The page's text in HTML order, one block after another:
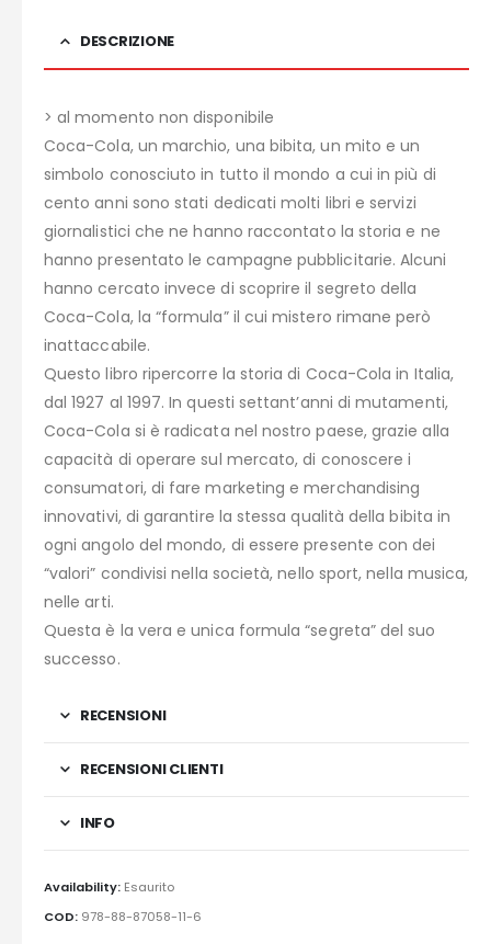
DESCRIZIONE
> al momento non disponibile
Coca-Cola, un marchio, una bibita, un mito e un
simbolo conosciuto in tutto il mondo a cui in più di
cento anni sono stati dedicati molti libri e servizi
giornalistici che ne hanno raccontato la storia e ne
hanno presentato le campagne pubblicitarie. Alcuni
hanno cercato invece di scoprire il segreto della
Coca-Cola, la “formula” il cui mistero rimane però
inattaccabile.
Questo libro ripercorre la storia di Coca-Cola in Italia,
dal 1927 al 1997. In questi settant’anni di mutamenti,
Coca-Cola si è radicata nel nostro paese, grazie alla
capacità di operare sul mercato, di conoscere i
consumatori, di fare marketing e merchandising
innovativi, di garantire la stessa qualità della bibita in
ogni angolo del mondo, di essere presente con dei
“valori” condivisi nella società, nello sport, nella musica,
nelle arti.
Questa è la vera e unica formula “segreta” del suo
successo.
RECENSIONI
RECENSIONI CLIENTI
INFO
Availability: Esaurito
COD: 978-88-87058-11-6